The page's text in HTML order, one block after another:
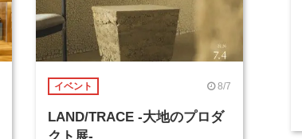
イベント 8/7
LAND/TRACE -大地のプロダ
クト展-